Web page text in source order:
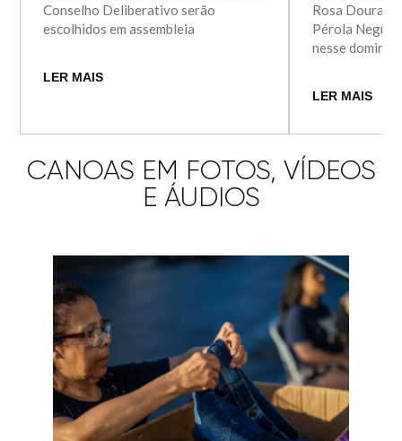
Conselho Deliberativo serão
escolhidos em assembleia
LER MAIS
Rosa
Pérola Negra
nesse domingo
LER MAIS
CANOAS EM FOTOS, VÍDEOS
E ÁUDIOS